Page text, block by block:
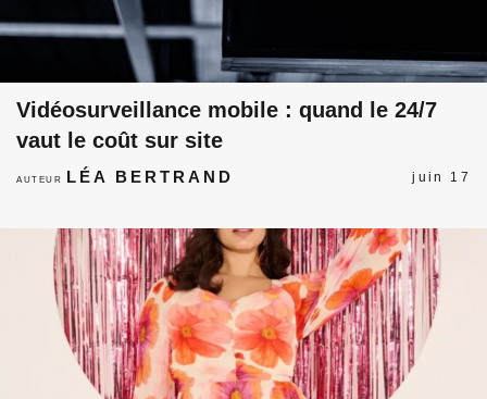
Vidéosurveillance mobile : quand le 24/7
vaut le coût sur site
AUTEUR LÉA BERTRAND juin 17